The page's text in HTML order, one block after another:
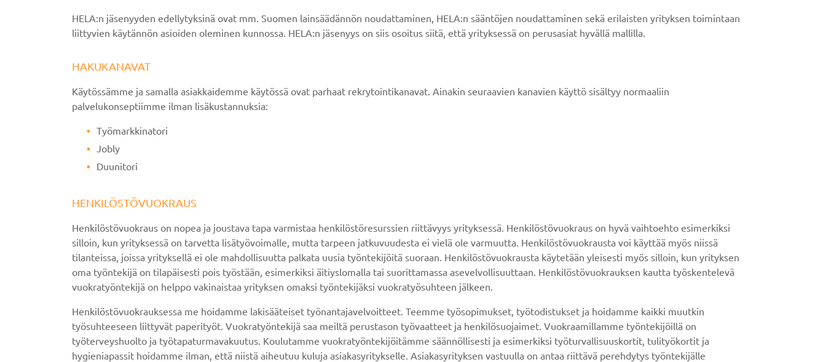
HELA:n jäsenyyden edellytyksinä ovat mm. Suomen lainsäädännön noudattaminen, HELA:n sääntöjen noudattaminen sekä erilaisten yrityksen toimintaan
liittyvien käytännön asioiden oleminen kunnossa. HELA:n jäsenyys on siis osoitus siitä, että yrityksessä on perusasiat hyvällä mallilla.
HAKUKANAVAT
Käytössämme ja samalla asiakkaidemme käytössä ovat parhaat rekrytointikanavat. Ainakin seuraavien kanavien käyttö sisältyy normaaliin
palvelukonseptiimme ilman lisäkustannuksia:
Työmarkkinatori
Jobly
Duunitori
HENKILÖSTÖVUOKRAUS
Henkilöstövuokraus on nopea ja joustava tapa varmistaa henkilöstöresurssien riittävyys yrityksessä. Henkilöstövuokraus on hyvä vaihtoehto esimerkiksi
silloin, kun yrityksessä on tarvetta lisätyövoimalle, mutta tarpeen jatkuvuudesta ei vielä ole varmuutta. Henkilöstövuokrausta voi käyttää myös niissä
tilanteissa, joissa yrityksellä ei ole mahdollisuutta palkata uusia työntekijöitä suoraan. Henkilöstövuokrausta käytetään yleisesti myös silloin, kun yrityksen
oma työntekijä on tilapäisesti pois työstään, esimerkiksi äitiyslomalla tai suorittamassa asevelvollisuuttaan. Henkilöstövuokrauksen kautta työskentelevä
vuokratyöntekijä on helppo vakinaistaa yrityksen omaksi työntekijäksi vuokratyösuhteen jälkeen.
Henkilöstövuokrauksessa me hoidamme lakisääteiset työnantajavelvoitteet. Teemme työsopimukset, työtodistukset ja hoidamme kaikki muutkin
työsuhteeseen liittyvät paperityöt. Vuokratyöntekijä saa meiltä perustason työvaatteet ja henkilösuojaimet. Vuokraamillamme työntekijöillä on
työterveyshuolto ja työtapaturmavakuutus. Koulutamme vuokratyöntekijöitämme säännöllisesti ja esimerkiksi työturvallisuuskortit, tulityökortit ja
hygieniapassit hoidamme ilman, että niistä aiheutuu kuluja asiakasyritykselle. Asiakasyrityksen vastuulla on antaa riittävä perehdytys työntekijälle